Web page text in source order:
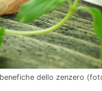
dello zenzero